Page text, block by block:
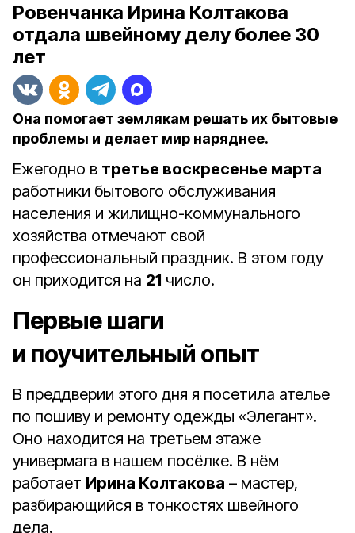
Ровенчанка Ирина Колтакова
отдала швейному делу более 30
лет
Она помогает землякам решать их бытовые
проблемы и делает мир наряднее.
Ежегодно в третье воскресенье марта
работники бытового обслуживания
населения и жилищно-коммунального
хозяйства отмечают свой
профессиональный праздник. В этом году
он приходится на 21 число.
Первые шаги
и поучительный опыт
В преддверии этого дня я посетила ателье
по пошиву и ремонту одежды «Элегант».
Оно находится на третьем этаже
универмага в нашем посёлке. В нём
работает Ирина Колтакова – мастер,
разбирающийся в тонкостях швейного
дела.